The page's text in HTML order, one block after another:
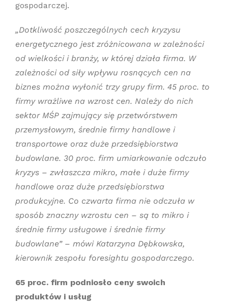
gospodarczej.
„Dotkliwość poszczególnych cech kryzysu
energetycznego jest zróżnicowana w zależności
od wielkości i branży, w której działa firma. W
zależności od siły wpływu rosnących cen na
biznes można wyłonić trzy grupy firm. 45 proc. to
firmy wrażliwe na wzrost cen. Należy do nich
sektor MŚP zajmujący się przetwórstwem
przemysłowym, średnie firmy handlowe i
transportowe oraz duże przedsiębiorstwa
budowlane. 30 proc. firm umiarkowanie odczuło
kryzys – zwłaszcza mikro, małe i duże firmy
handlowe oraz duże przedsiębiorstwa
produkcyjne. Co czwarta firma nie odczuła w
sposób znaczny wzrostu cen – są to mikro i
średnie firmy usługowe i średnie firmy
budowlane” – mówi Katarzyna Dębkowska,
kierownik zespołu foresightu gospodarczego.
65 proc. firm podniosło ceny swoich
produktów i usług